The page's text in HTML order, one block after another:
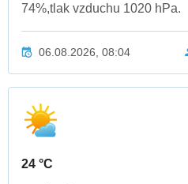
74%,tlak vzduchu 1020 hPa.
06.08.2026, 08:04
24 °C